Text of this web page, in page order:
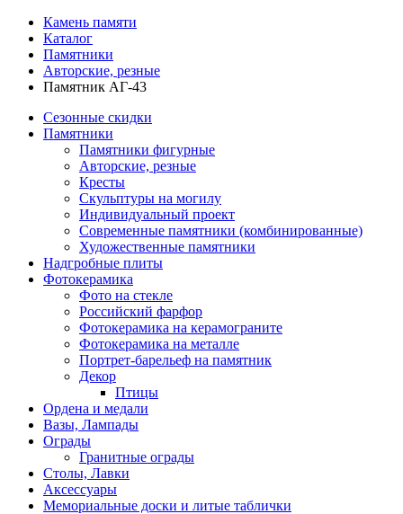
Камень памяти
Каталог
Памятники
Авторские, резные
Памятник АГ-43
Сезонные скидки
Памятники
Памятники фигурные
Авторские, резные
Кресты
Скульптуры на могилу
Индивидуальный проект
Современные памятники (комбинированные)
Художественные памятники
Надгробные плиты
Фотокерамика
Фото на стекле
Российский фарфор
Фотокерамика на керамограните
Фотокерамика на металле
Портрет-барельеф на памятник
Декор
Птицы
Ордена и медали
Вазы, Лампады
Ограды
Гранитные ограды
Столы, Лавки
Аксессуары
Мемориальные доски и литые таблички